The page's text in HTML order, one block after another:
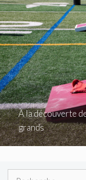
À la découverte
grands
Rechercher :